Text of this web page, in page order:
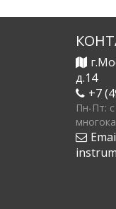
д.14
+7
Пн-Пт: